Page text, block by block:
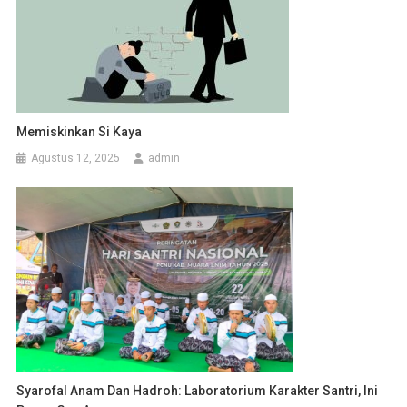
Memiskinkan Si Kaya
Agustus 12, 2025 admin
Syarofal Anam Dan Hadroh: Laboratorium Karakter Santri, Ini